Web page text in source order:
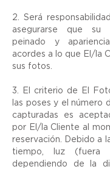
2. Será
asegurarse que su
peinado y
acordes a lo que El/la
sus fotos.
3. El criterio de El
las poses y el número
capturadas es
por El/la Cliente al
reservación. Debido a
tiempo, luz (fuera
dependiendo de la